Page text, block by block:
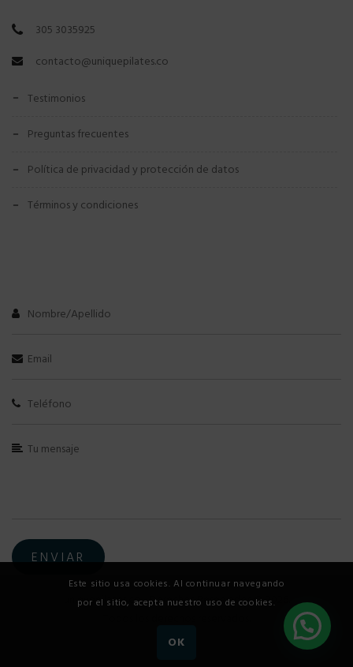
305 3035925
contacto@uniquepilates.co
testimonios
preguntas frecuentes
política de privacidad y protección de datos
términos y condiciones
uniquepilates.co - Derechos Reservados © 2026.
Este sitio usa cookies. Al continuar navegando
por el sitio, acepta nuestro uso de cookies.
OK